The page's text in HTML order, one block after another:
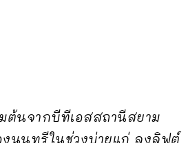
มต้นจากบีทีเอสสถานีสยาม
นนทรีในช่วงบ่ายแก่ ลงลิฟต์